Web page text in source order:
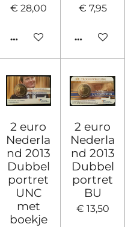
€ 28,00
IN WINKELWAGEN
€ 7,95
IN
2 euro
Nederla
nd 2013
Dubbel
portret
UNC
met
boekje
2 euro
Nederla
nd 2013
Dubbel
portret
BU
€ 13,50